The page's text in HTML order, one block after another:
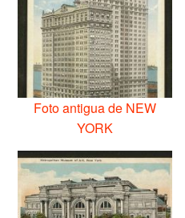
Foto antigua de NEW
YORK